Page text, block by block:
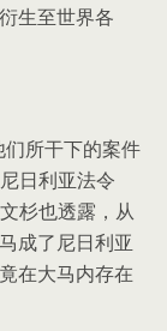
生至世界各
所干下的案件
日利亚法令
杉也透露，从
成了尼日利亚
在大马内存在